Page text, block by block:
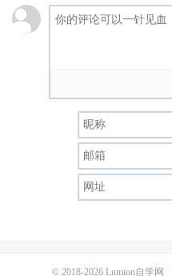
© 2018-2026 Lumion自学网